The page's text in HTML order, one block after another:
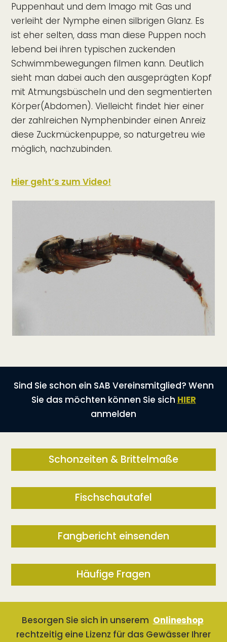
Puppenhaut und dem Imago mit Gas und
verleiht der Nymphe einen silbrigen Glanz. Es
ist eher selten, dass man diese Puppen noch
lebend bei ihren typischen zuckenden
Schwimmbewegungen filmen kann. Deutlich
sieht man dabei auch den ausgeprägten Kopf
mit Atmungsbüscheln und den segmentierten
Körper(Abdomen). Vielleicht findet hier einer
der zahlreichen Nymphenbinder einen Anreiz
diese Zuckmückenpuppe, so naturgetreu wie
möglich, nachzubinden.
Hier geht’s zum Video!
Sind Sie schon ein SAB Vereinsmitglied? Wenn
Sie das möchten können Sie sich HIER
anmelden
Schonzeiten & Brittelmaße
Fischschautafel
Fangbericht einsenden
Häufige Fragen
Besorgen Sie sich in unserem Onlineshop
rechtzeitig eine Lizenz für das Gewässer Ihrer